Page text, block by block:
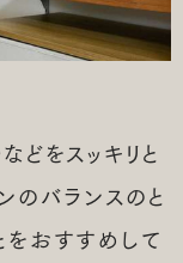
どをスッキリと
のバランスのと
おすすめして